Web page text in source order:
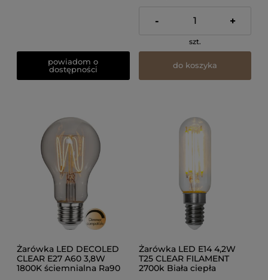
powiadom o
dostępności
- +
szt.
do koszyka
Żarówka LED DECOLED
CLEAR E27 A60 3,8W
1800K ściemnialna Ra90
Żarówka LED E14 4,2W
T25 CLEAR FILAMENT
2700k Biała ciepła